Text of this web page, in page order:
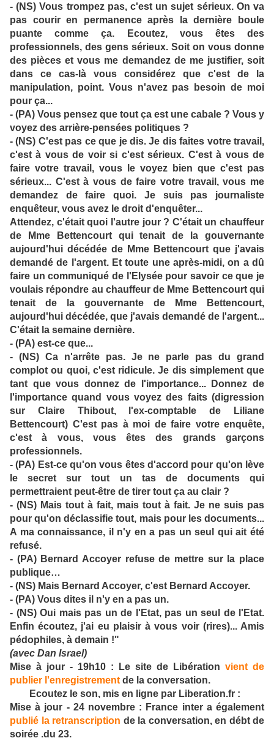
- (NS) Vous trompez pas, c'est un sujet sérieux. On va
pas courir en permanence après la dernière boule
puante comme ça. Ecoutez, vous êtes des
professionnels, des gens sérieux. Soit on vous donne
des pièces et vous me demandez de me justifier, soit
dans ce cas-là vous considérez que c'est de la
manipulation, point. Vous n'avez pas besoin de moi
pour ça...
- (PA) Vous pensez que tout ça est une cabale ? Vous y
voyez des arrière-pensées politiques ?
- (NS) C'est pas ce que je dis. Je dis faites votre travail,
c'est à vous de voir si c'est sérieux. C'est à vous de
faire votre travail, vous le voyez bien que c'est pas
sérieux... C'est à vous de faire votre travail, vous me
demandez de faire quoi. Je suis pas journaliste
enquêteur, vous avez le droit d'enquêter...
Attendez, c'était quoi l'autre jour ? C'était un chauffeur
de Mme Bettencourt qui tenait de la gouvernante
aujourd'hui décédée de Mme Bettencourt que j'avais
demandé de l'argent. Et toute une après-midi, on a dû
faire un communiqué de l'Elysée pour savoir ce que je
voulais répondre au chauffeur de Mme Bettencourt qui
tenait de la gouvernante de Mme Bettencourt,
aujourd'hui décédée, que j'avais demandé de l'argent...
C'était la semaine dernière.
- (PA) est-ce que...
- (NS) Ca n'arrête pas. Je ne parle pas du grand
complot ou quoi, c'est ridicule. Je dis simplement que
tant que vous donnez de l'importance... Donnez de
l'importance quand vous voyez des faits (digression
sur Claire Thibout, l'ex-comptable de Liliane
Bettencourt) C'est pas à moi de faire votre enquête,
c'est à vous, vous êtes des grands garçons
professionnels.
- (PA) Est-ce qu'on vous êtes d'accord pour qu'on lève
le secret sur tout un tas de documents qui
permettraient peut-être de tirer tout ça au clair ?
- (NS) Mais tout à fait, mais tout à fait. Je ne suis pas
pour qu'on déclassifie tout, mais pour les documents...
A ma connaissance, il n'y en a pas un seul qui ait été
refusé.
- (PA) Bernard Accoyer refuse de mettre sur la place
publique…
- (NS) Mais Bernard Accoyer, c'est Bernard Accoyer.
- (PA) Vous dites il n'y en a pas un.
- (NS) Oui mais pas un de l'Etat, pas un seul de l'Etat.
Enfin écoutez, j'ai eu plaisir à vous voir (rires)... Amis
pédophiles, à demain !"
(avec Dan Israel)
Mise à jour - 19h10 : Le site de Libération vient de
publier l'enregistrement de la conversation.
Ecoutez le son, mis en ligne par Liberation.fr :
Mise à jour - 24 novembre : France inter a également
publié la retranscription de la conversation, en débt de
soirée .du 23.